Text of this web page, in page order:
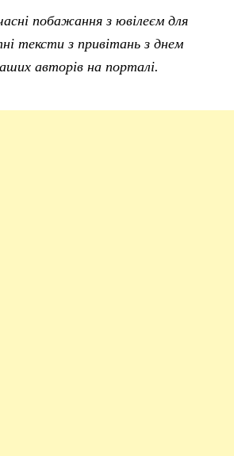
побажання з ювілеєм для
тексти з привітань з днем
авторів на порталі.